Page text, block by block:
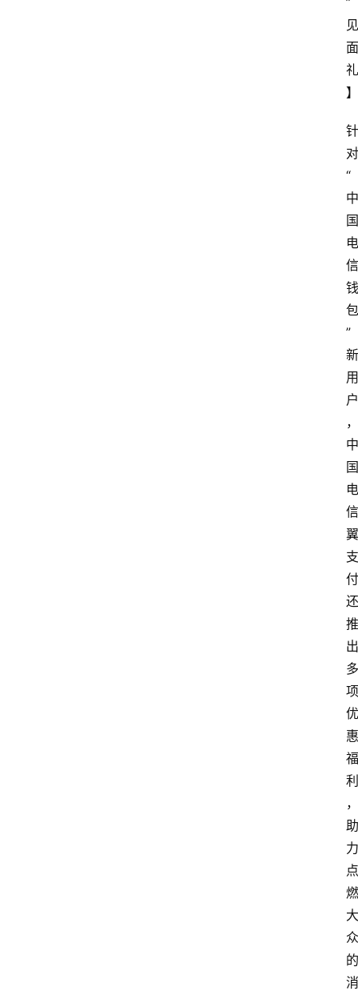
见
面
礼
】
针
对
“
中
国
电
信
钱
包
”
新
用
户
，
中
国
电
信
翼
支
付
还
推
出
多
项
优
惠
福
利
，
助
力
点
燃
大
众
的
消